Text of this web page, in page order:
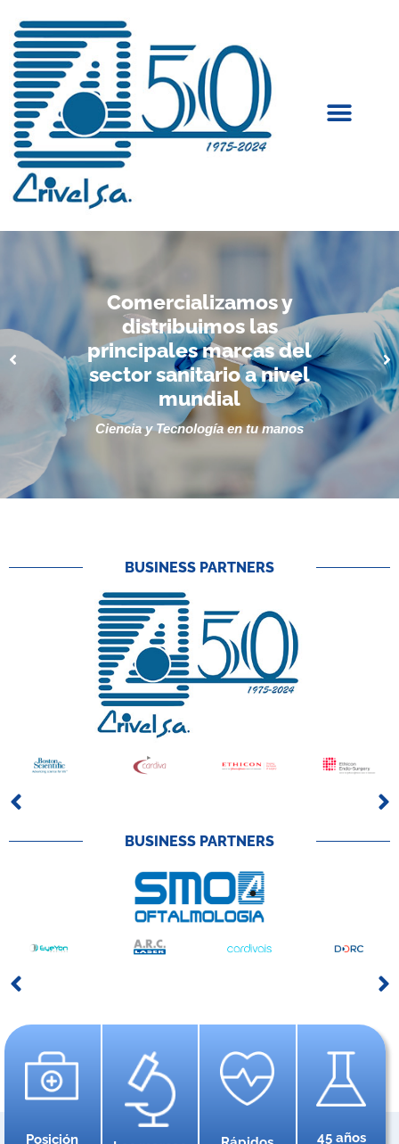
Comercializamos y
distribuimos las
principales marcas del
sector sanitario a nivel
mundial
Ciencia y Tecnología en tu manos
BUSINESS PARTNERS
BUSINESS PARTNERS
Posición 45 años